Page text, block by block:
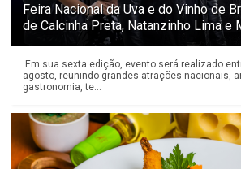
Feira Nacional da Uva e do Vinho de
de Calcinha Preta, Natanzinho Lima e
Em sua sexta edição, evento será realizado
agosto, reunindo grandes atrações nacionais,
gastronomia, te...